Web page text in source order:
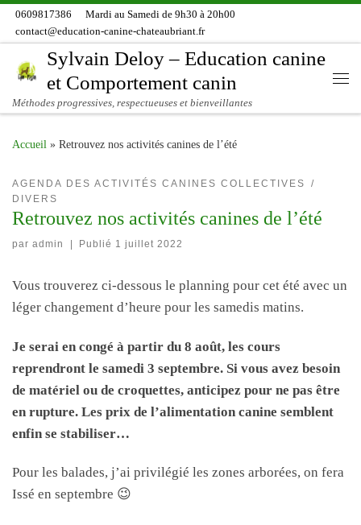
Skip to content
0609817386
Mardi au Samedi de 9h30 à 20h00
contact@education-canine-chateaubriant.fr
Sylvain Deloy – Education canine
et Comportement canin
Méthodes progressives, respectueuses et bienveillantes
Accueil » Retrouvez nos activités canines de l’été
AGENDA DES ACTIVITÉS CANINES COLLECTIVES
DIVERS
Retrouvez nos activités canines de l’été
par admin | Publié 1 juillet 2022
Vous trouverez ci-dessous le planning pour cet été avec un
léger changement d’heure pour les samedis matins.
Je serai en congé à partir du 8 août, les cours
reprendront le samedi 3 septembre. Si vous avez besoin
de matériel ou de croquettes, anticipez pour ne pas être
en rupture. Les prix de l’alimentation canine semblent
enfin se stabiliser…
Pour les balades, j’ai privilégié les zones arborées, on fera
Issé en septembre 😉